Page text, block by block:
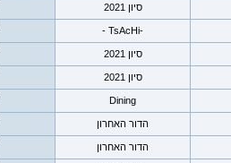
סיון 2021
-TsAcHi -
סיון 2021
סיון 2021
Dining
הדור האחרון
הדור האחרון